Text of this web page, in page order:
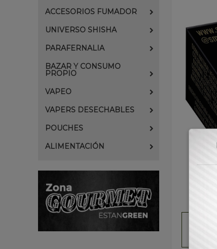
ACCESORIOS FUMADOR
UNIVERSO SHISHA
PARAFERNALIA
BAZAR Y CONSUMO
PROPIO
VAPEO
VAPERS DESECHABLES
POUCHES
ALIMENTACIÓN